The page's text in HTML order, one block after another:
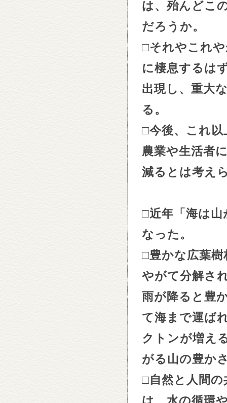
は、殆んどこ
だろうか。
□それやこれ
に棲息するは
出現し、重大
る。
□今後、これ
農業や生活者
減るとは考え
□近年「海は
なった。
□豊かな広葉
やがて分解さ
雨が降ると豊
て海まで運ば
クトンが増え
がる山の豊か
□自然と人間
は、水の循環